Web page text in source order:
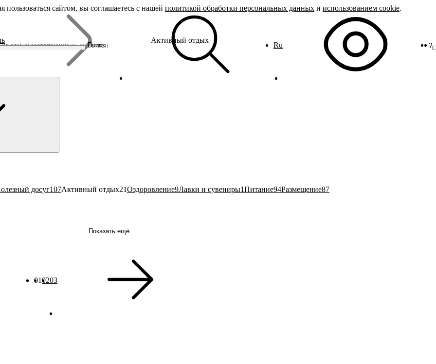
Поиск Ru ?
Бренды
Родина Снегурочки
Династия Романовых
Ювелирная столица
Гусиная столица
Активный отдых
досуг107Активный отдых21Оздоровление9Лавки и сувениры1Питание94Размещение87
010203
Показать ещё
сайтом, вы соглашаетесь с нашей политикой обработки персональных данных и использованием cookie.